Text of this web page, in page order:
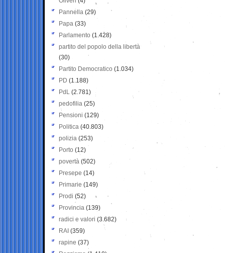
Pannella (29)
Papa (33)
Parlamento (1.428)
partito del popolo della libertà
(30)
Partito Democratico (1.034)
PD (1.188)
PdL (2.781)
pedofilia (25)
Pensioni (129)
Politica (40.803)
polizia (253)
Porto (12)
povertà (502)
Presepe (14)
Primarie (149)
Prodi (52)
Provincia (139)
radici e valori (3.682)
RAI (359)
rapine (37)